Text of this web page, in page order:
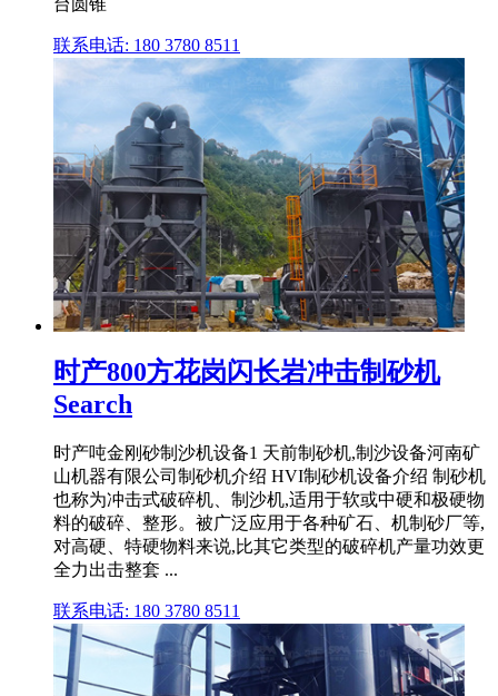
台圆锥
联系电话: 180 3780 8511
时产800方花岗闪长岩冲击制砂机
Search
时产吨金刚砂制沙机设备1 天前制砂机,制沙设备河南矿
山机器有限公司制砂机介绍 HVI制砂机设备介绍 制砂机
也称为冲击式破碎机、制沙机,适用于软或中硬和极硬物
料的破碎、整形。被广泛应用于各种矿石、机制砂厂等,
对高硬、特硬物料来说,比其它类型的破碎机产量功效更
全力出击整套 ...
联系电话: 180 3780 8511